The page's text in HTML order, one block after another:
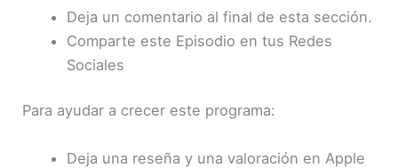
Deja un comentario al final de esta sección.
Comparte este Episodio en tus Redes
Sociales
Para ayudar a crecer este programa:
Deja una reseña y una valoración en Apple